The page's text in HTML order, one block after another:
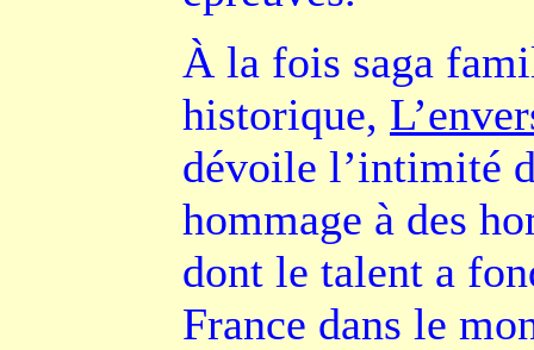
À la fois saga
historique,
dévoile l’intimité
hommage à des
dont le talent a
France dans le